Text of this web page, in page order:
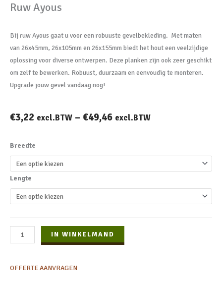
Ruw Ayous
Bij ruw Ayous gaat u voor een robuuste gevelbekleding. Met maten
van 26x45mm, 26x105mm en 26x155mm biedt het hout een veelzijdige
oplossing voor diverse ontwerpen. Deze planken zijn ook zeer geschikt
om zelf te bewerken. Robuust, duurzaam en eenvoudig te monteren.
Upgrade jouw gevel vandaag nog!
€3,22 excl.BTW – €49,46 excl.BTW
Breedte
Lengte
Ruw
Ayous
aantal
IN WINKELMAND
OFFERTE AANVRAGEN